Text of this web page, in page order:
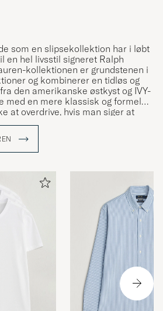
prima service!⭐️
PÅ CAREOFCARL.NO
order. Promptly packaged
placed two more orders
Will definitely use again.
PÅ CAREOFCARL.COM
som en slipsekollektion har i løbt
en hel livsstil signeret Ralph
kollektionen er grundstenen i
og kombinerer en tidløs og
den amerikanske østkyst og IVY-
med en mere klassisk og formel
at overdrive, hvis man siger at
med til at definere den